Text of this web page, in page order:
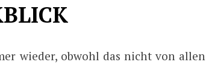
wieder, obwohl das nicht von allen